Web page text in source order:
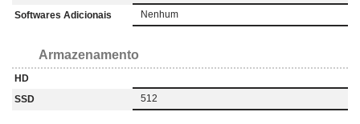
Softwares Adicionais
Nenhum
Armazenamento
HD
SSD
512